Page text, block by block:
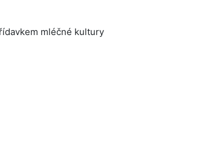
mléčné kultury